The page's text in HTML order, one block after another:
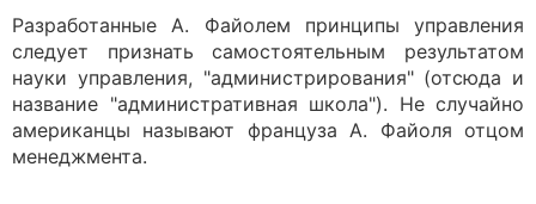
Разработанные А. Файолем принципы управления
следует признать самостоятельным результатом
науки управления, "администрирования" (отсюда и
название "административная школа"). Не случайно
американцы называют француза А. Файоля отцом
менеджмента.